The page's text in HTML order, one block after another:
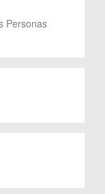
Personas